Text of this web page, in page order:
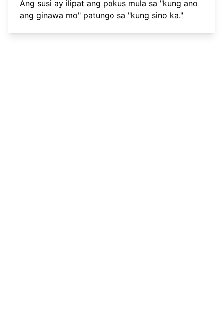
Ang susi ay ilipat ang pokus mula sa "kung ano
ang ginawa mo" patungo sa "kung sino ka."